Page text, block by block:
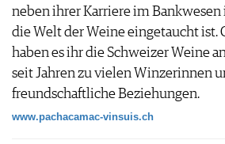
IMPRESSUM
AGB & DATENSCHUTZ
FAQ
neben ihrer Karriere im
die Welt der Weine eingetaucht ist.
haben es ihr die Schweizer Weine
seit Jahren zu vielen Winzerinnen
freundschaftliche Beziehungen.
www.pachacamac-vinsuis.ch